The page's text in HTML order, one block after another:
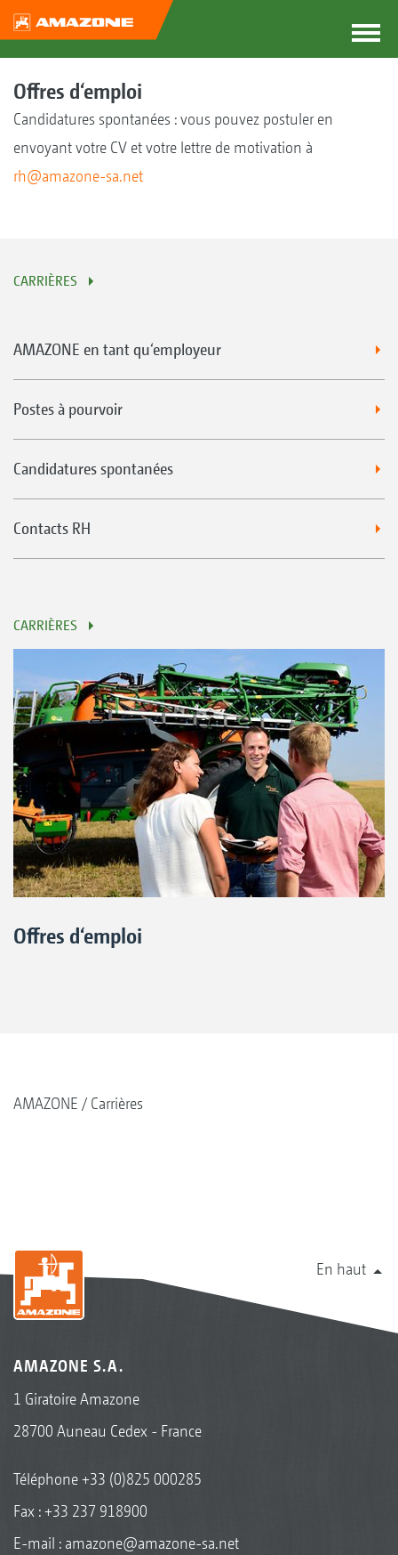
Offres d‘emploi
Candidatures spontanées : vous pouvez postuler en
envoyant votre CV et votre lettre de motivation à
rh@amazone-sa.net
CARRIÈRES
AMAZONE en tant qu‘employeur
Postes à pourvoir
Candidatures spontanées
Contacts RH
CARRIÈRES
Offres d‘emploi
AMAZONE Carrières
En haut
AMAZONE S.A.
1 Giratoire Amazone
28700 Auneau Cedex - France
Téléphone+33 (0)825 000285
Fax : +33 237 918900
E-mail : amazone@amazone-sa.net